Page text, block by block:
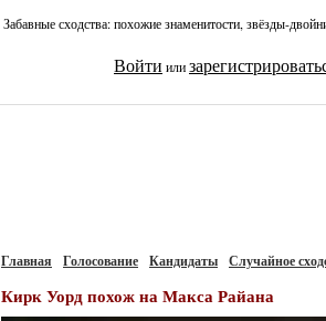
Забавные сходства: похожие знаменитости, звёзды-
Войти или
Главная Голосование Кандидаты Случайное
Кирк Уорд похож на Макса Райана